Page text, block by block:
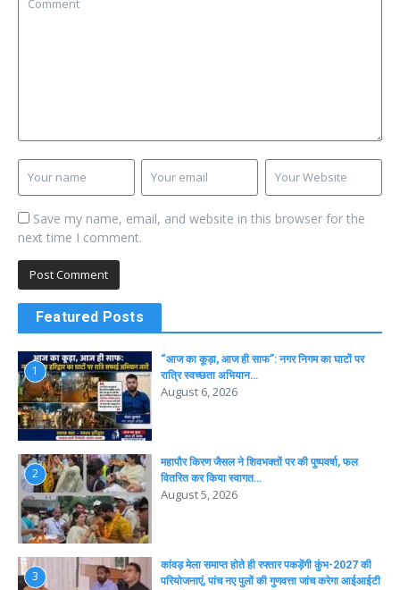
Save my name, email, and website in this browser for the
next time I comment.
Featured Posts
1
“आज का कूड़ा, आज ही साफ”: नगर निगम का घाटों पर
रात्रि स्वच्छता अभियान…
August 6, 2026
2
महापौर किरण जैसल ने शिवभक्तों पर की पुष्पवर्षा, फल
वितरित कर किया स्वागत…
August 5, 2026
3
कांवड़ मेला समाप्त होते ही रफ्तार पकड़ेंगी कुंभ-2027 की
परियोजनाएं, पांच नए पुलों की गुणवत्ता जांच करेगा आईआईटी